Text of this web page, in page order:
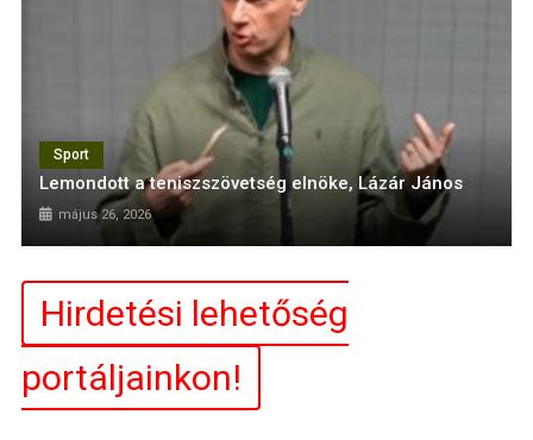
Sport
Lemondott a teniszszövetség elnöke, Lázár János
május 26, 2026
Hirdetési lehetőség
portáljainkon!